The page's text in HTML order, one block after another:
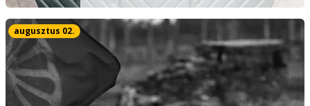
augusztus 02.